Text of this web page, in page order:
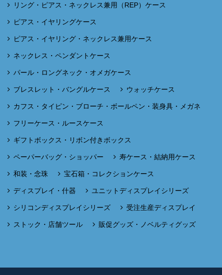
リング・ピアス・ネックレス兼用（REP）ケース
ピアス・イヤリングケース
ピアス・イヤリング・ネックレス兼用ケース
ネックレス・ペンダントケース
パール・ロングネック・オメガケース
ブレスレット・バングルケース ウォッチケース
カフス・タイピン・ブローチ・ボールペン・装身具・メガネ
フリーケース・ルースケース
ギフトボックス・リボン付きボックス
ペーパーバッグ・ショッパー 寿ケース・結納用ケース
和装・念珠 宝石箱・コレクションケース
ディスプレイ・什器 ユニットディスプレイシリーズ
シリコンディスプレイシリーズ 受注生産ディスプレイ
ストック・店舗ツール 販促グッズ・ノベルティグッズ